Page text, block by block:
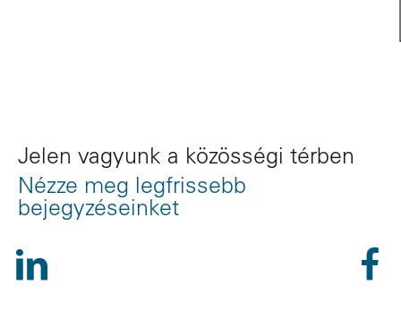
Jelen vagyunk a közösségi térben
Nézze meg legfrissebb
bejegyzéseinket